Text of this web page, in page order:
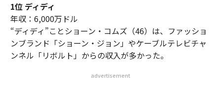
1位 ディディ
年収：6,000万ドル
“ディディ”ことショーン・コムズ（46）は、ファッショ
ンブランド「ショーン・ジョン」やケーブルテレビチャ
ンネル「リボルト」からの収入が多かった。
advertisement